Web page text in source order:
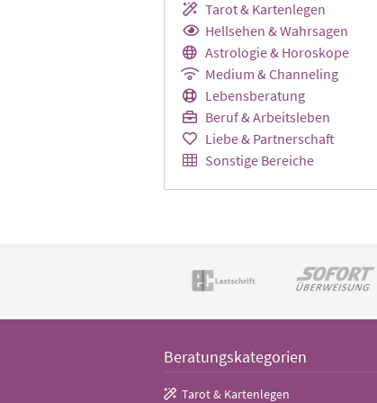
Tarot & Kartenlegen
Hellsehen & Wahrsagen
Astrologie & Horoskope
Medium & Channeling
Lebensberatung
Beruf & Arbeitsleben
Liebe & Partnerschaft
Sonstige Bereiche
Beratungskategorien
Tarot & Kartenlegen